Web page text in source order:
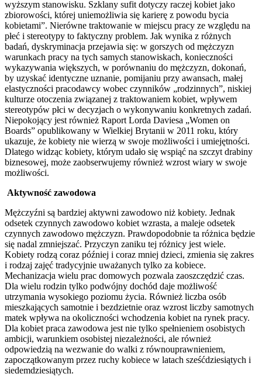
wyższym stanowisku. Szklany sufit dotyczy raczej kobiet jako
zbiorowości, której uniemożliwia się karierę z powodu bycia
kobietami”. Nierówne traktowanie w miejscu pracy ze względu na
płeć i stereotypy to faktyczny problem. Jak wynika z różnych
badań, dyskryminacja przejawia się: w gorszych od mężczyzn
warunkach pracy na tych samych stanowiskach, konieczności
wykazywania większych, w porównaniu do mężczyzn, dokonań,
by uzyskać identyczne uznanie, pomijaniu przy awansach, małej
elastyczności pracodawcy wobec czynników „rodzinnych”, niskiej
kulturze otoczenia związanej z traktowaniem kobiet, wpływem
stereotypów płci w decyzjach o wykonywaniu konkretnych zadań.
Niepokojący jest również Raport Lorda Daviesa „Women on
Boards” opublikowany w Wielkiej Brytanii w 2011 roku, który
ukazuje, że kobiety nie wierzą w swoje możliwości i umiejętności.
Dlatego widząc kobiety, którym udało się wspiąć na szczyt drabiny
biznesowej, może zaobserwujemy również wzrost wiary w swoje
możliwości.
Aktywność zawodowa
Mężczyźni są bardziej aktywni zawodowo niż kobiety. Jednak
odsetek czynnych zawodowo kobiet wzrasta, a maleje odsetek
czynnych zawodowo mężczyzn. Prawdopodobnie ta różnica będzie
się nadal zmniejszać. Przyczyn zaniku tej różnicy jest wiele.
Kobiety rodzą coraz później i coraz mniej dzieci, zmienia się zakres
i rodzaj zajęć tradycyjnie uważanych tylko za kobiece.
Mechanizacja wielu prac domowych pozwala zaoszczędzić czas.
Dla wielu rodzin tylko podwójny dochód daje możliwość
utrzymania wysokiego poziomu życia. Również liczba osób
mieszkających samotnie i bezdzietnie oraz wzrost liczby samotnych
matek wpływa na okoliczności wchodzenia kobiet na rynek pracy.
Dla kobiet praca zawodowa jest nie tylko spełnieniem osobistych
ambicji, warunkiem osobistej niezależności, ale również
odpowiedzią na wezwanie do walki z równouprawnieniem,
zapoczątkowanym przez ruchy kobiece w latach sześćdziesiątych i
siedemdziesiątych.